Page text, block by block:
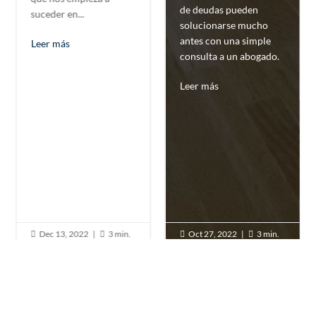
suceder en...
Leer más
 Dec 13, 2022 |  3 min.
de deudas pueden
solucionarse mucho
antes con una simple
consulta a un abogado.
Leer más
 Oct 27, 2022 |  3 min.